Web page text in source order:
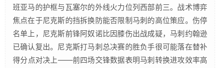
班亚马的护框与瓦塞尔的外线火力位列西部前三。战术博弈
焦点在于尼克斯的挡拆换防能否限制马刺的高位策应。伤停
名单上，尼克斯前锋阿奴诺比因膝伤出战成疑，马刺约翰逊
已确认复出。尼克斯打马刺总决赛的胜负手很可能落在替补
得分点对决上——前四场交锋数据表明马刺转换进攻效率高